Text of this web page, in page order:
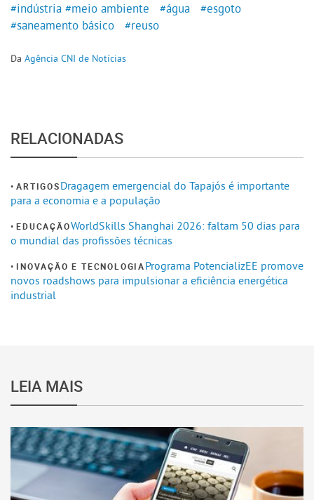
#indústria #meio ambiente #água
#esgoto
#saneamento básico
#reuso
Da Agência CNI de Notícias
RELACIONADAS
ARTIGOSDragagem emergencial do Tapajós é importante
para a economia e a população
EDUCAÇÃOWorldSkills Shanghai 2026: faltam 50 dias para
o mundial das profissões técnicas
INOVAÇÃO E TECNOLOGIAPrograma PotencializEE promove
novos roadshows para impulsionar a eficiência energética
industrial
LEIA MAIS